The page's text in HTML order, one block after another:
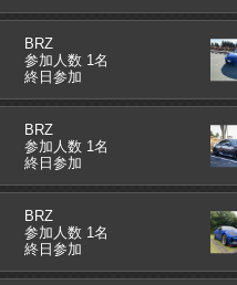
BRZ
参加人数 1名
終日参加
BRZ
参加人数 1名
終日参加
BRZ
参加人数 1名
終日参加